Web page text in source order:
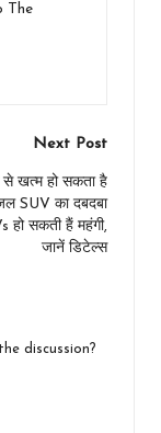
The
Next Post
से खत्म हो सकता है
SUV का दबदबा
हो सकती हैं महंगी,
जानें डिटेल्स
discussion?